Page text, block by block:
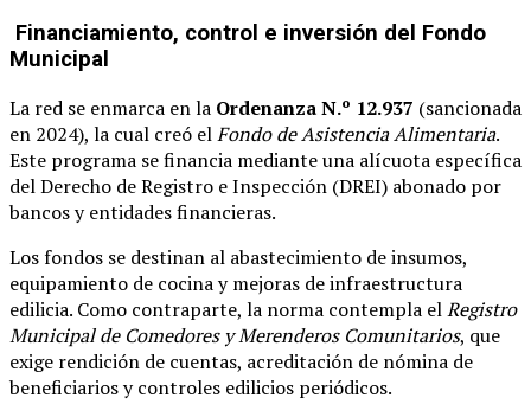
Financiamiento, control e inversión del Fondo
Municipal
La red se enmarca en la Ordenanza N.º 12.937 (sancionada
en 2024), la cual creó elFondo de Asistencia Alimentaria.
Este programa se financia mediante una alícuota específica
del Derecho de Registro e Inspección (DREI) abonado por
bancos y entidades financieras.
Los fondos se destinan al abastecimiento de insumos,
equipamiento de cocina y mejoras de infraestructura
edilicia. Como contraparte, la norma contempla elRegistro
Municipal de Comedores y Merenderos Comunitarios, que
exige rendición de cuentas, acreditación de nómina de
beneficiarios y controles edilicios periódicos.